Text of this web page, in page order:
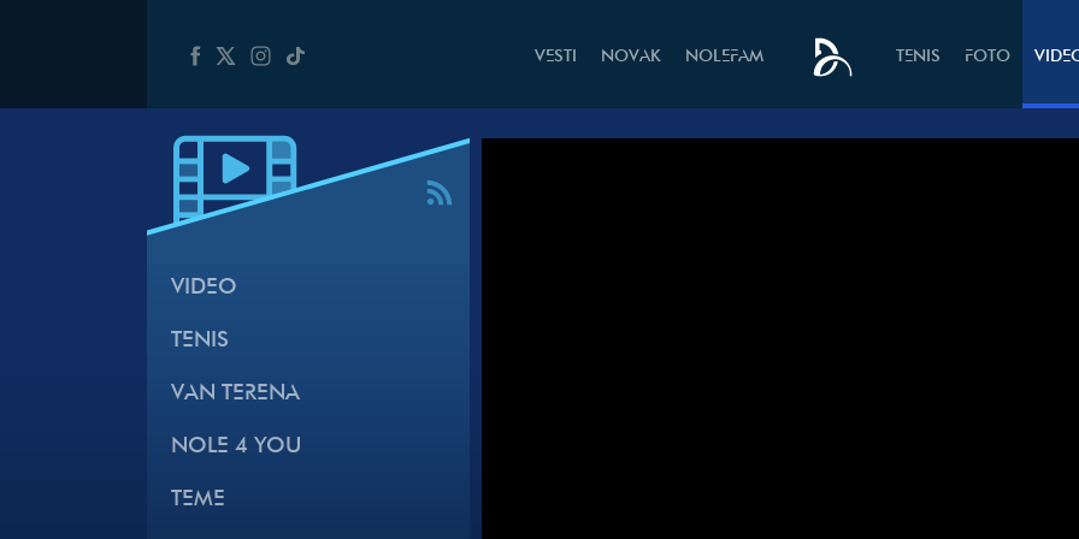
VESTI NOVAK NOLEFAM TENIS FOTO
VIDEO
TENIS
VAN TERENA
NOLE 4 YOU
TEME